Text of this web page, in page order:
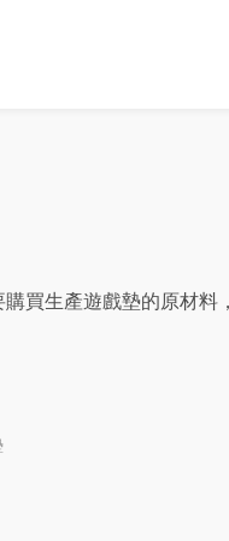
買生產遊戲墊的原材料